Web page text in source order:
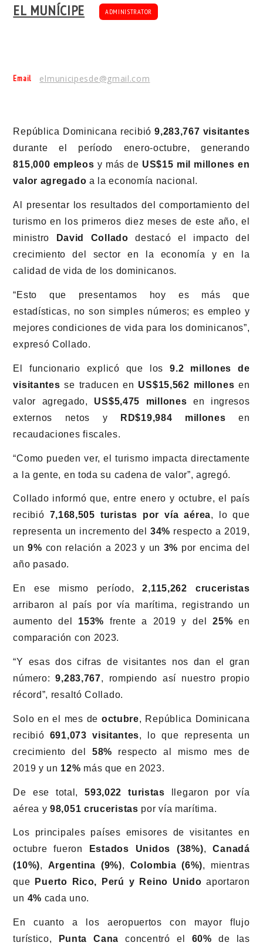
EL MUNÍCIPE ADMINISTRATOR
Email elmunicipesde@gmail.com
República Dominicana recibió9,283,767 visitantes
durante el período enero-octubre, generando
815,000 empleos y más de US$15 mil millones en
valor agregado a la economía nacional.
Al presentar los resultados del comportamiento del
turismo en los primeros diez meses de este año, el
ministro
David Collado destacó el impacto del
crecimiento del sector en la economía y en la
calidad de vida de los dominicanos.
“Esto que presentamos hoy es más que
estadísticas, no son simples números; es empleo y
mejores condiciones de vida para los dominicanos”,
expresó Collado.
El funcionario explicó que los9.2 millones de
visitantes se traducen en US$15,562 millones en
valor agregado, US$5,475 millones en ingresos
externos netos y
RD$19,984 millones en
recaudaciones fiscales.
“Como pueden ver, el turismo impacta directamente
a la gente, en toda su cadena de valor”, agregó.
Collado informó que, entre enero y octubre, el país
recibió 7,168,505 turistas por vía aérea, lo que
representa un incremento del 34% respecto a 2019,
un9% con relación a 2023 y un 3% por encima del
año pasado.
En ese mismo período,2,115,262 cruceristas
arribaron al país por vía marítima, registrando un
aumento del 153% frente a 2019 y del25% en
comparación con 2023.
“Y esas dos cifras de visitantes nos dan el gran
número:9,283,767, rompiendo así nuestro propio
récord”, resaltó Collado.
Solo en el mes de octubre, República Dominicana
recibió 691,073 visitantes, lo que representa un
crecimiento del 58% respecto al mismo mes de
2019 y un 12% más que en 2023.
De ese total,593,022 turistas llegaron por vía
aérea y98,051 cruceristas por vía marítima.
Los principales países emisores de visitantes en
octubre fueron
Estados Unidos (38%),Canadá
(10%), Argentina (9%), Colombia (6%), mientras
que
Puerto Rico, Perú y Reino Unido aportaron
un 4% cada uno.
En cuanto a los aeropuertos con mayor flujo
turístico,
Punta Cana concentró el 60% de las